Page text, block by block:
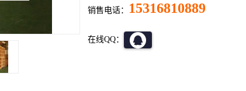
销售电话： 15316810889
在线QQ：